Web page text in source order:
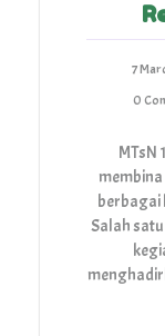
7
0
MTsN
berbagai
Salah